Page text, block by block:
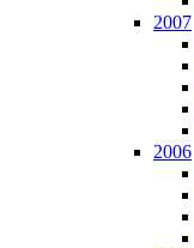
2007
2006